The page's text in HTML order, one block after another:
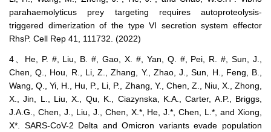
parahaemolyticus prey targeting requires autoproteolysis-
triggered dimerization of the type VI secretion system effector
RhsP. Cell Rep 41, 111732. (2022)
4、He, P. #, Liu, B. #, Gao, X. #, Yan, Q. #, Pei, R. #, Sun, J.,
Chen, Q., Hou, R., Li, Z., Zhang, Y., Zhao, J., Sun, H., Feng, B.,
Wang, Q., Yi, H., Hu, P., Li, P., Zhang, Y., Chen, Z., Niu, X., Zhong,
X., Jin, L., Liu, X., Qu, K., Ciazynska, K.A., Carter, A.P., Briggs,
J.A.G., Chen, J., Liu, J., Chen, X.*, He, J.*, Chen, L.*, and Xiong,
X*. SARS-CoV-2 Delta and Omicron variants evade population